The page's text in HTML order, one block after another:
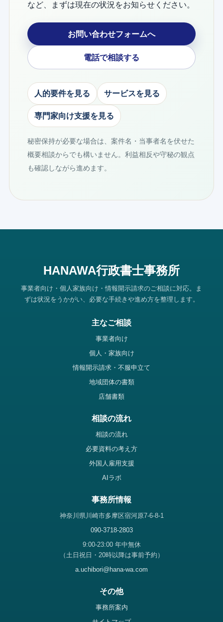
など、まずは現在の状況をお知らせください。
お問い合わせフォームへ
電話で相談する
人的要件を見る サービスを見る
専門家向け支援を見る
秘密保持が必要な場合は、案件名・当事者名を伏せた
概要相談からでも構いません。利益相反や守秘の観点
も確認しながら進めます。
HANAWA行政書士事務所
事業者向け・個人家族向け・情報開示請求のご相談に対応。ま
ずは状況をうかがい、必要な手続きや進め方を整理します。
主なご相談
事業者向け
個人・家族向け
情報開示請求・不服申立て
地域団体の書類
店舗書類
相談の流れ
相談の流れ
必要資料の考え方
外国人雇用支援
AIラボ
事務所情報
神奈川県川崎市多摩区宿河原7-6-8-1
090-3718-2803
9:00-23:00 年中無休
（土日祝日・20時以降は事前予約）
a.uchibori@hana-wa.com
その他
事務所案内